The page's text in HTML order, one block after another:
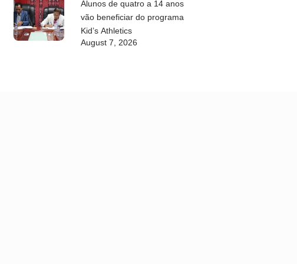
Alunos de quatro a 14 anos
vão beneficiar do programa
Kid’s Athletics
August 7, 2026